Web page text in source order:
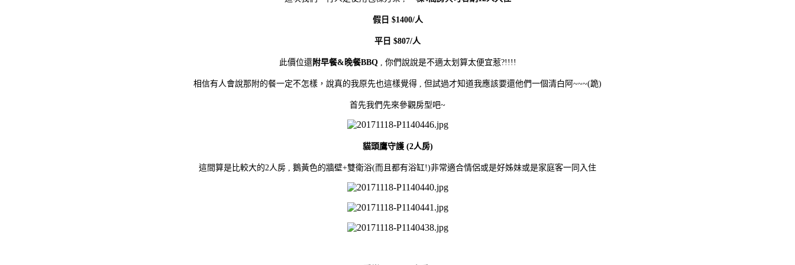
假日 $1400/人
平日 $807/人
此價位還附早餐&晚餐BBQ, 你們說說是不適太划算太便宜惹?!!!!
相信有人會說那附的餐一定不怎樣，說真的我原先也這樣覺得 , 但試過才知道我應該要還他們一個清白阿~~~(跪)
首先我們先來參觀房型吧~
貓頭鷹守護 (2人房)
這間算是比較大的2人房 , 鵝黃色的牆壁+雙衛浴(而且都有浴缸!)非常適合情侶或是好姊妹或是家庭客一同入住